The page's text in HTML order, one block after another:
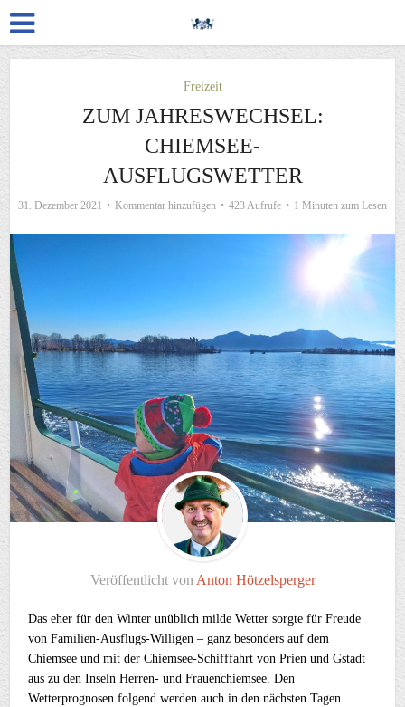
Freizeit
ZUM JAHRESWECHSEL:
CHIEMSEE-
AUSFLUGSWETTER
31. Dezember 2021 Kommentar hinzufügen 423 Aufrufe 1 Minuten zum Lesen
Veröffentlicht von Anton Hötzelsperger
Das eher für den Winter unüblich milde Wetter sorgte für Freude
von Familien-Ausflugs-Willigen – ganz besonders auf dem
Chiemsee und mit der Chiemsee-Schifffahrt von Prien und Gstadt
aus zu den Inseln Herren- und Frauenchiemsee. Den
Wetterprognosen folgend werden auch in den nächsten Tagen